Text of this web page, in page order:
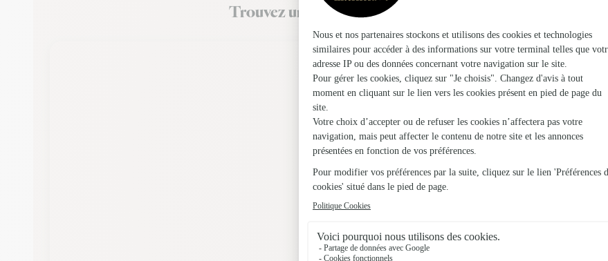
Trouvez un fleuriste Interflora à Niederhausbergen et
Les